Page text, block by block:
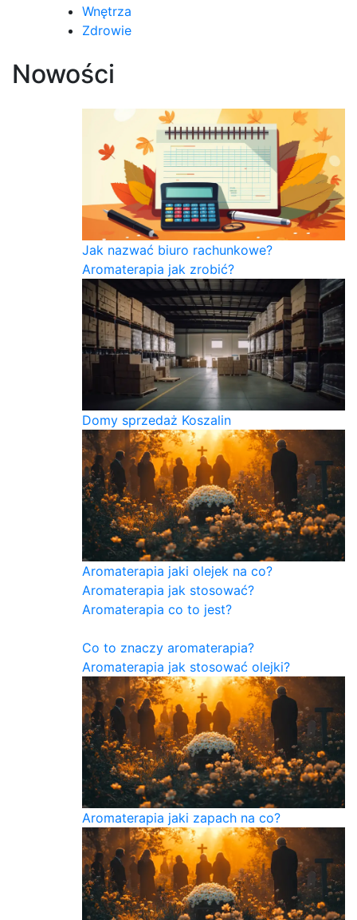
Wnętrza
Zdrowie
Nowości
Jak nazwać biuro rachunkowe?
Aromaterapia jak zrobić?
Domy sprzedaż Koszalin
Aromaterapia jaki olejek na co?
Aromaterapia jak stosować?
Aromaterapia co to jest?
Co to znaczy aromaterapia?
Aromaterapia jak stosować olejki?
Aromaterapia jaki zapach na co?